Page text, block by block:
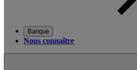
Banque
Nous connaître